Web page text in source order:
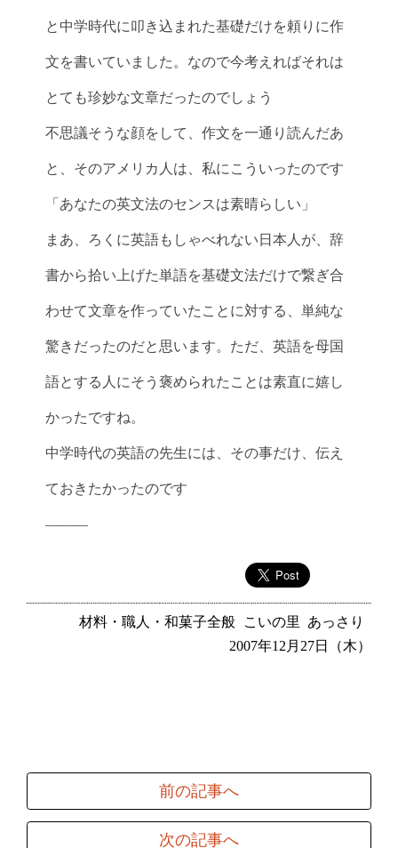
と中学時代に叩き込まれた基礎だけを頼りに作
文を書いていました。なので今考えればそれは
とても珍妙な文章だったのでしょう
不思議そうな顔をして、作文を一通り読んだあ
と、そのアメリカ人は、私にこういったのです
「あなたの英文法のセンスは素晴らしい」
まあ、ろくに英語もしゃべれない日本人が、辞
書から拾い上げた単語を基礎文法だけで繋ぎ合
わせて文章を作っていたことに対する、単純な
驚きだったのだと思います。ただ、英語を母国
語とする人にそう褒められたことは素直に嬉し
かったですね。
中学時代の英語の先生には、その事だけ、伝え
ておきたかったのです
———
材料・職人・和菓子全般 こいの里
あっさり
2007年12月27日（木）
前の記事へ
次の記事へ